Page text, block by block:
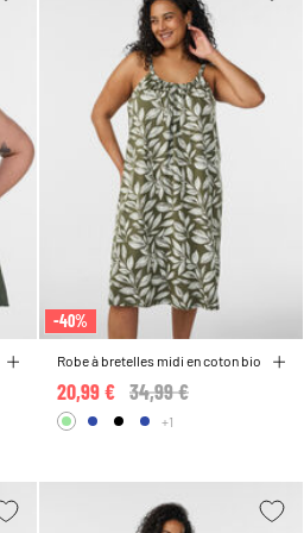
-40%
Robe à bretelles midi en coton bio
Price reduced from
34,99 €
20,99 €
+1